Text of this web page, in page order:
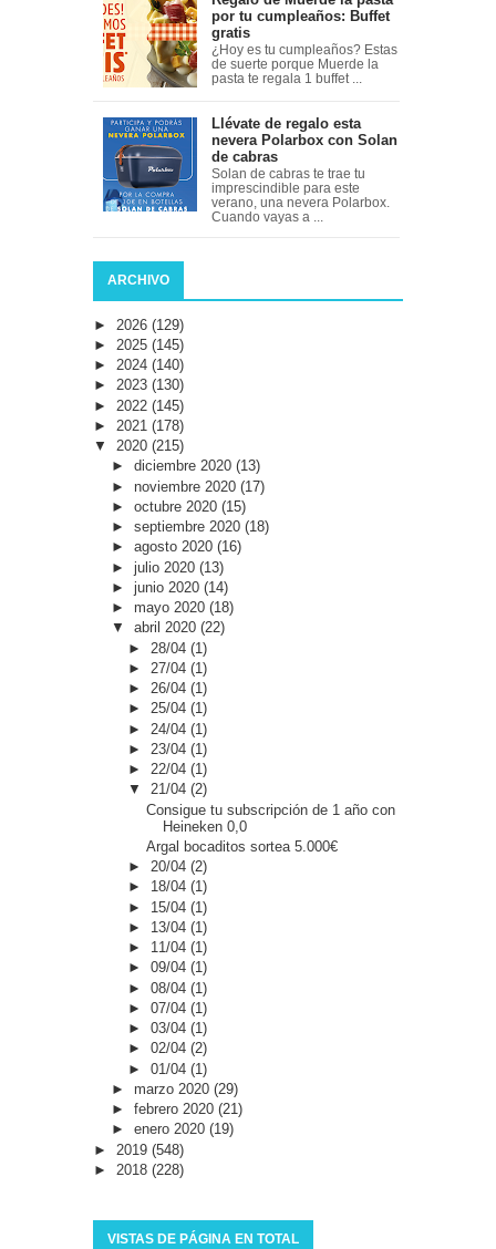
por tu cumpleaños: Buffet
gratis
¿Hoy es tu cumpleaños? Estas
de suerte porque Muerde la
pasta te regala 1 buffet ...
Llévate de regalo esta
nevera Polarbox con Solan
de cabras
Solan de cabras te trae tu
imprescindible para este
verano, una nevera Polarbox.
Cuando vayas a ...
ARCHIVO
► 2026 (129)
► 2025 (145)
► 2024 (140)
► 2023 (130)
► 2022 (145)
► 2021 (178)
▼ 2020 (215)
► diciembre 2020 (13)
► noviembre 2020 (17)
► octubre 2020 (15)
► septiembre 2020 (18)
► agosto 2020 (16)
► julio 2020 (13)
► junio 2020 (14)
► mayo 2020 (18)
▼ abril 2020 (22)
► 28/04(1)
► 27/04(1)
►26/04(1)
►25/04(1)
► 24/04(1)
► 23/04(1)
►22/04(1)
▼21/04(2)
Consigue tu subscripción de 1 año con
Heineken 0,0
Argal bocaditos sortea 5.000€
►20/04(2)
► 18/04(1)
► 15/04(1)
► 13/04(1)
► 11/04(1)
►09/04(1)
►08/04(1)
►07/04(1)
►03/04(1)
►02/04(2)
►01/04(1)
► marzo 2020 (29)
► febrero 2020 (21)
► enero 2020 (19)
► 2019 (548)
► 2018 (228)
VISTAS DE PÁGINA EN TOTAL